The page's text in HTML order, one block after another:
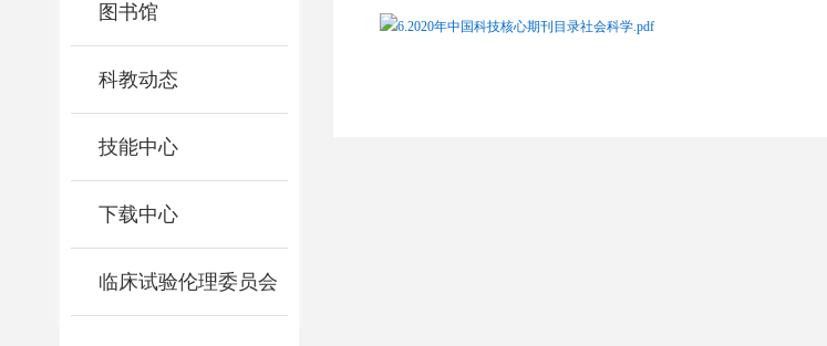
图书馆
科教动态
技能中心
下载中心
临床试验伦理委员会
6.2020年中国科技核心期刊目录社会科学.pdf